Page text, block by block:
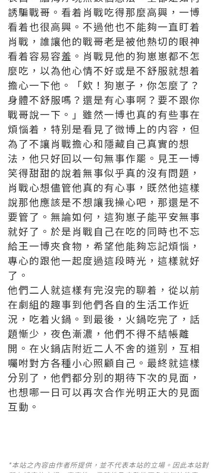
誘騙戰哥。看着肖戰吃得那麼高興，一博
看着也很高興。不過他也不能夠一直盯着
肖戰，誰讓他的戰哥老是被他熱切的眼神
看着容易容羞。肖戰見他的狗崽崽都不怎
麼吃，以為他心情不好或是不舒服就想着
擔心一下他。「欸！狗崽子，你怎麼了？
身體不舒服嗎？還是有心事啊？要不跟你
戰哥說一下。」雖然一博也真的有些事在
煩惱着，特别是看見了微博上的内容，但
為了不讓肖戰擔心和隱藏自己真實的想
法，他只好回以一句無事作罷。見王一博
笑得甜甜的說着無事似乎真的沒有問題，
肖戰心想儘管他真的有心事，既然他這樣
說那他應該是不想讓我操心吧，那還是不
要管了。無論如何，這狗崽子能平安無事
就好了。於是肖戰自己在吃的同時也不忘
給王一博夾食物，希望他能夠忘記煩惱，
專心的跟他一起度過這段時光，這樣就好
了。
他們二人就這樣有完沒完的聊着，從以前
在劇組的趣事到他們各自的生活工作近
況，吃着火鍋。到最後，火鍋吃完了，話
題慚少，夜色漸濃，他們不得不結帳離
開。在火鍋店附近二人不舍的道别，互相
囑咐對方各種小心照顧自己。最終就這樣
分别了，他們都分别的期待下次的見面，
也想哪一日可以再次合作光明正大的見面
互動。
*本站之內容由作者所提供，並不代表本站的立場。因此本站對